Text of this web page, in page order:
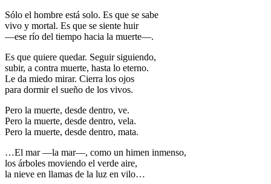
Sólo el hombre está solo. Es que se sabe
vivo y mortal. Es que se siente huir
—ese río del tiempo hacia la muerte—.
Es que quiere quedar. Seguir siguiendo,
subir, a contra muerte, hasta lo eterno.
Le da miedo mirar. Cierra los ojos
para dormir el sueño de los vivos.
Pero la muerte, desde dentro, ve.
Pero la muerte, desde dentro, vela.
Pero la muerte, desde dentro, mata.
…El mar —la mar—, como un himen inmenso,
los árboles moviendo el verde aire,
la nieve en llamas de la luz en vilo…